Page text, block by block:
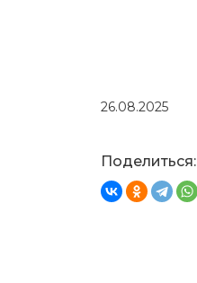
26.08.2025
Поделиться: